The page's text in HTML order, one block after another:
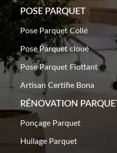
POSE PARQUET
Pose Parquet Collé
Pose Parquet cloué
Pose Parquet Flottant
Artisan Certifie Bona
RÉNOVATION PARQUET​
Ponçage Parquet
Huilage Parquet